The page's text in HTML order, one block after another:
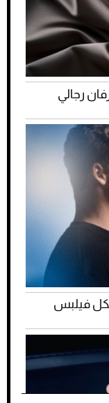
رجالي
فيلبس